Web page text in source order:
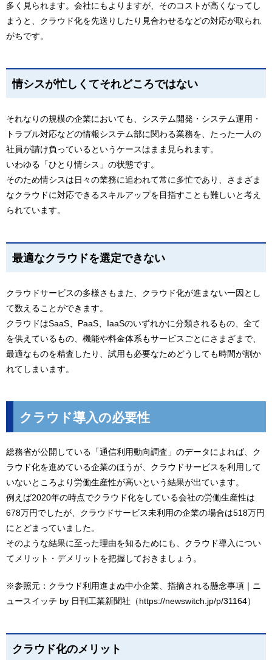
多く見られます。会社にもよりますが、そのコストが高くなってし
まうと、クラウド化を先送りしたり見合わせるなどの対応が取られ
がちです。
情シスが忙しくてそれどころではない
それなりの規模の企業においても、システム開発・システム運用・
トラブル対応などの情報システム部に関わる業務を、たった一人の
社員が請け負っているというケースはまま見られます。
いわゆる「ひとり情シス」の状態です。
そのため情シスは日々の業務に追われて常に多忙であり、さまざま
なクラウドに対応できるスキルアップを目指すことも難しいと考え
られています。
最適なクラウドを選定できない
クラウドサービスの多様さもまた、クラウド化が進まない一因とし
て数えることができます。
クラウドはSaaS、PaaS、IaaSのいずれかに分類されるもの、全て
を供えているもの、機能や料金体系もサービスごとにさまざまで、
最適なものを精査したり、試用も必要なためどうしても時間が割か
れてしまいます。
クラウド導入の必要性
総務省が公開している「通信利用動向調査」のデータによれば、ク
ラウド化を進めている企業のほうが、クラウドサービスを利用して
いないところより労働生産性が高いという結果が出ています。
例えば2020年の時点でクラウド化をしている会社の労働生産性は
678万円でしたが、クラウドサービス未利用の企業の場合は518万円
にとどまっていました。
そのような結果に至った理由を知るためにも、クラウド導入につい
てメリット・デメリットを把握しておきましょう。
※参照元：クラウド利用進まぬ中小企業、指摘される懸念事項｜ニ
ュースイッチ by 日刊工業新聞社（https://newswitch.jp/p/31164）
クラウド化のメリット